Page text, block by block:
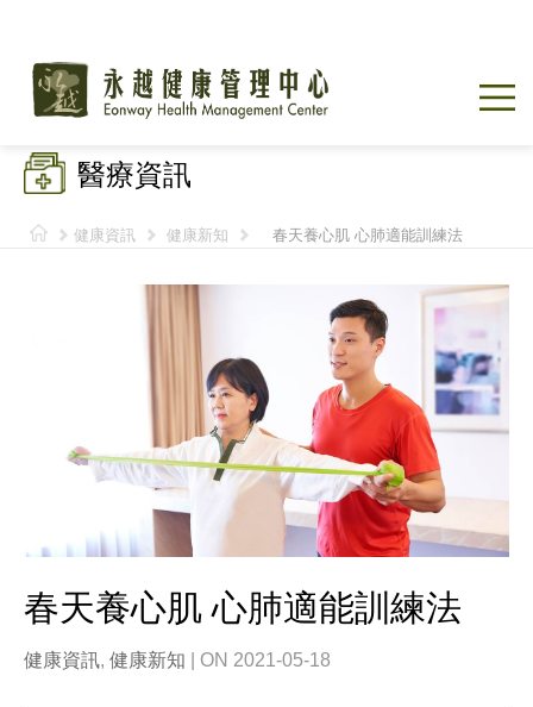
醫療資訊
健康資訊 健康新知 春天養心肌 心肺適能訓練法
春天養心肌 心肺適能訓練法
健康資訊, 健康新知 | ON 2021-05-18